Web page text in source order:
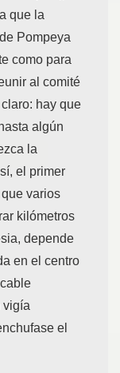
que la
Pompeya
como para
al comité
hay que
algún
la
el primer
varios
kilómetros
depende
en el centro
vigía
el